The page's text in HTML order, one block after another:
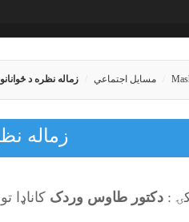
مسايل اجتماعي زماله نظره د
زماله
: دکتور طاوس وردک کاناډا تورنتو